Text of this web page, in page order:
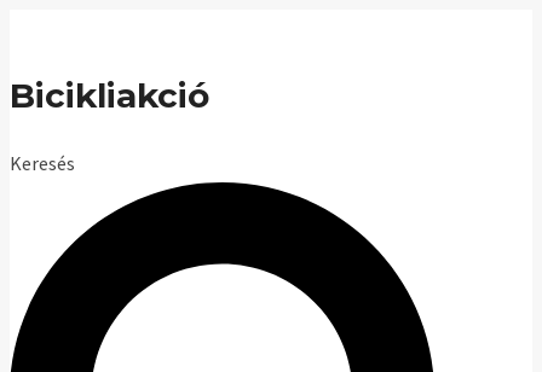
content
Bicikliakció
Keresés